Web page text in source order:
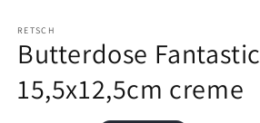
in
Modal
öffnen
RETSCH
Butterdose Fantastic
15,5x12,5cm creme